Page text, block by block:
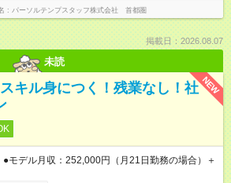
パーソルテンプスタッフ株式会社 首都圏
掲載日：2026.08.07
未読
NEW
キル身につく！残業なし！社
デル月収：252,000円（月21日勤務の場合）＋